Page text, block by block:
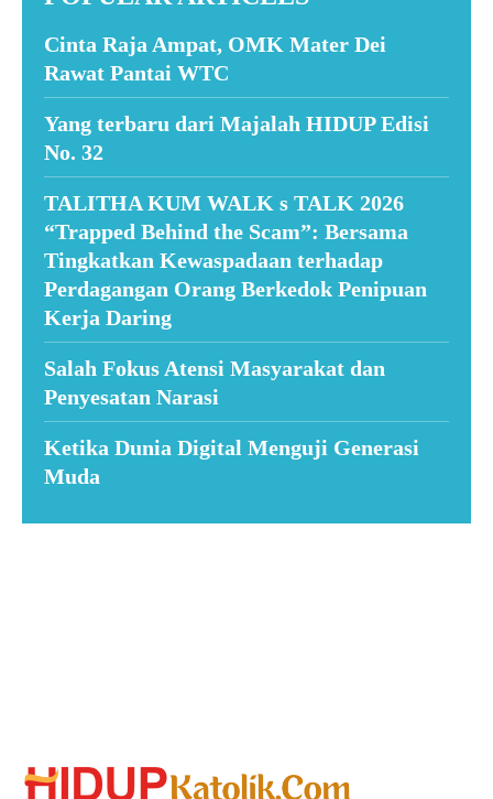
Cinta Raja Ampat, OMK Mater Dei
Rawat Pantai WTC
Yang terbaru dari Majalah HIDUP Edisi
No. 32
TALITHA KUM WALK s TALK 2026
“Trapped Behind the Scam”: Bersama
Tingkatkan Kewaspadaan terhadap
Perdagangan Orang Berkedok Penipuan
Kerja Daring
Salah Fokus Atensi Masyarakat dan
Penyesatan Narasi
Ketika Dunia Digital Menguji Generasi
Muda